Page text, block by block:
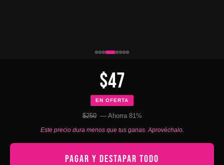
$47
EN OFERTA
$250 — Ahorra 81%
Este precio dura menos que tus ganas. Aprovéchalo.
PAGAR Y DESTAPAR TODO